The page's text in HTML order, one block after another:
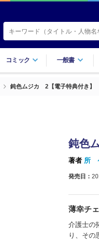
コミック 一般書
鈍色ムジカ 2【電子特典付き】
鈍色
著者 所
発売日：
薄幸チ
介護士の
り、その